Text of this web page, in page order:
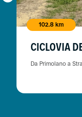
102.8 km
CICLOVIA
Da Primolano a Stra